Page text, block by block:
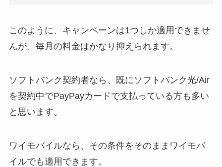
このように、キャンペーンは1つしか適用できませ
んが、毎月の料金はかなり抑えられます。
ソフトバンク契約者なら、既にソフトバンク光/Air
を契約中でPayPayカードで支払っている方も多い
と思います。
ワイモバイルなら、その条件をそのままワイモバ
イルでも適用できます。